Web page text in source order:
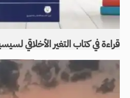
قراءة في كتاب التغير الأخلاقي